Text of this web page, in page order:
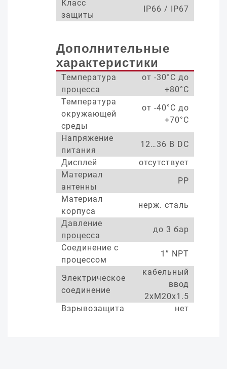
Класс
защиты
IP66 / IP67
Дополнительные
характеристики
Температура
процесса
от -30°С до
+80°С
Температура
окружающей
среды
от -40°С до
+70°С
Напряжение
питания
12…36 В DC
Дисплей
отсутствует
Материал
антенны
PP
Материал
корпуса
нерж. сталь
Давление
процесса
до 3 бар
Соединение с
процессом
1” NPT
Электрическое
соединение
кабельный
ввод
2xM20x1.5
Взрывозащита
нет